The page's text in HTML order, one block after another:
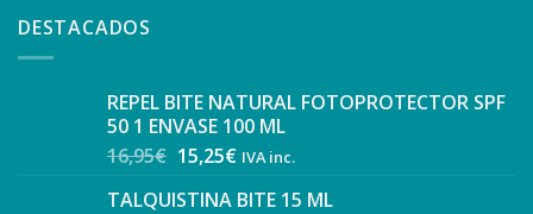
DESTACADOS
REPEL BITE NATURAL FOTOPROTECTOR SPF
50 1 ENVASE 100 ML
16,95€ 15,25€ IVA inc.
TALQUISTINA BITE 15 ML